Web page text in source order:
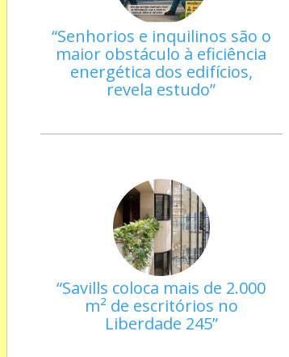
Senhorios e inquilinos são o
maior obstáculo à eficiência
energética dos edifícios,
revela estudo
Savills coloca mais de 2.000
m² de escritórios no
Liberdade 245